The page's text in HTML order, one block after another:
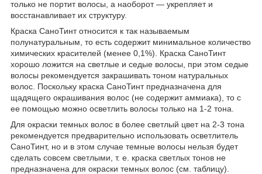
только не портит волосы, а наоборот — укрепляет и
восстанавливает их структуру.
Краска СаноТинт относится к так называемым
полунатуральным, то есть содержит минимальное количество
химических красителей (менее 0,1%). Краска СаноТинт
хорошо ложится на светлые и седые волосы, при этом седые
волосы рекомендуется закрашивать тоном натуральных
волос. Поскольку краска СаноТинт предназначена для
щадящего окрашивания волос (не содержит аммиака), то с
ее помощью можно осветлить волосы только на 1-2 тона.
Для окраски темных волос в более светлый цвет на 2-3 тона
рекомендуется предварительно использовать осветлитель
СаноТинт, но и в этом случае темные волосы нельзя будет
сделать совсем светлыми, т. е. краска светлых тонов не
предназначена для окраски темных волос (см. таблицу).